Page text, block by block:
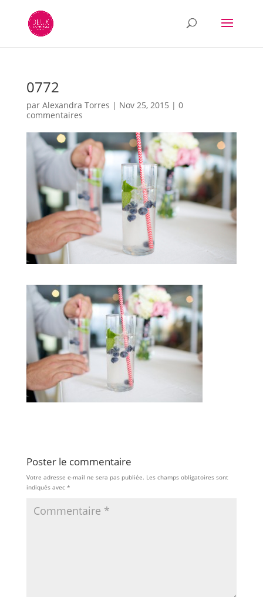
0772
par Alexandra Torres | Nov 25, 2015 | 0
commentaires
Poster le commentaire
Votre adresse e-mail ne sera pas publiée. Les champs obligatoires sont
indiqués avec *